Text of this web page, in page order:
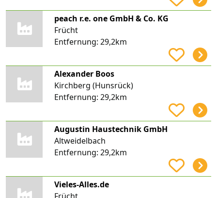
peach r.e. one GmbH & Co. KG
Frücht
Entfernung: 29,2km
Alexander Boos
Kirchberg (Hunsrück)
Entfernung: 29,2km
Augustin Haustechnik GmbH
Altweidelbach
Entfernung: 29,2km
Vieles-Alles.de